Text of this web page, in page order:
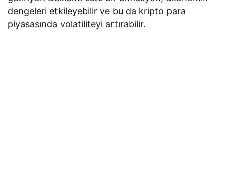
dengeleri etkileyebilir ve bu da kripto para
piyasasında volatiliteyi artırabilir.